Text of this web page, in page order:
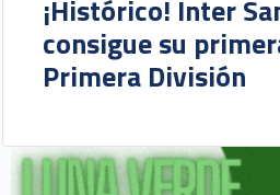
¡Histórico! Inter
consigue su
Primera División